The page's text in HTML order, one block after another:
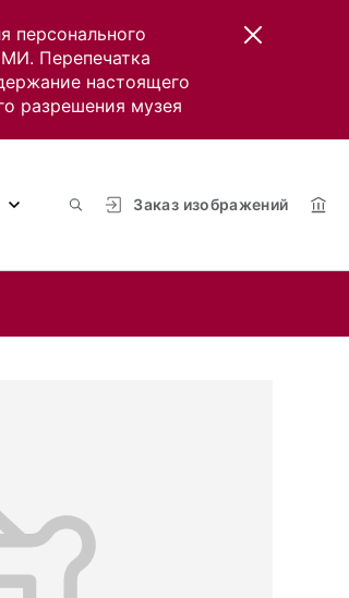
персонального
Перепечатка
настоящего
разрешения музея
Заказ изображений